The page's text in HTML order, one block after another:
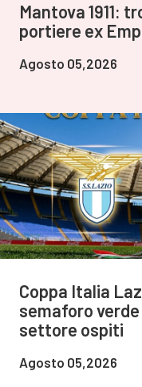
Mantova 1911:
portiere ex
Agosto 05,2026
Coppa Italia
semaforo
settore ospiti
Agosto 05,2026